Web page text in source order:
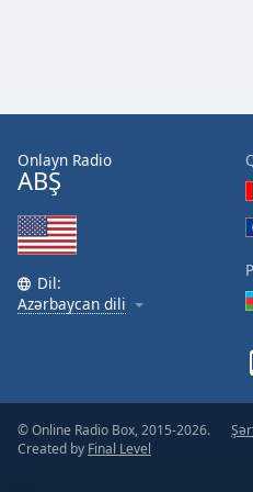
Color
Opacity
Text
Background
Color
Caption
Area
Onlayn Radio
ABŞ
Dil:
Azərbaycan dili
© Online Radio Box, 2015-2026.
Created by Final Level